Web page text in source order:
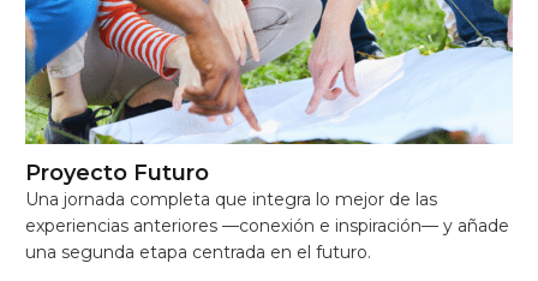
Proyecto Futuro
Una jornada completa que integra lo mejor de las
experiencias anteriores —conexión e inspiración— y añade
una segunda etapa centrada en el futuro.